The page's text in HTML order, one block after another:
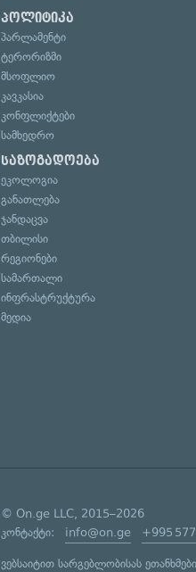
პოლიტიკა
პარლამენტი
ტერორიზმი
მსოფლიო
კავკასია
კონფლიქტები
სამხედრო
საზოგადოება
ეკოლოგია
განათლება
ჯანდაცვა
თბილისი
რეგიონები
სამართალი
ინფრასტრუქტურა
მედია
© On.ge LLC, 2015–2026
კონტაქტი: info@on.ge +995 577
ვებსაიტით სარგებლობისას